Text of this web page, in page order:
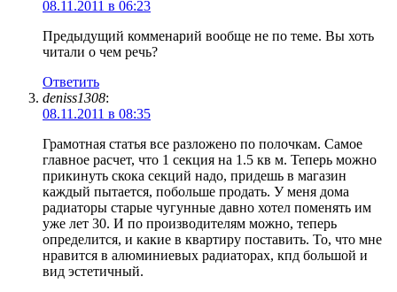
08.11.2011 в 06:23
Предыдущий комменарий вообще не по теме. Вы хоть
читали о чем речь?
Ответить
deniss1308:
08.11.2011 в 08:35
Грамотная статья все разложено по полочкам. Самое
главное расчет, что 1 секция на 1.5 кв м. Теперь можно
прикинуть скока секций надо, придешь в магазин
каждый пытается, побольше продать. У меня дома
радиаторы старые чугунные давно хотел поменять им
уже лет 30. И по производителям можно, теперь
определится, и какие в квартиру поставить. То, что мне
нравится в алюминиевых радиаторах, кпд большой и
вид эстетичный.